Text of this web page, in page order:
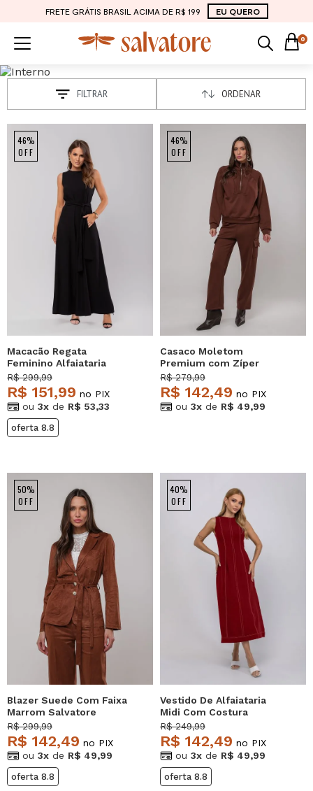
FRETE GRÁTIS BRASIL ACIMA DE R$ 199 EU QUERO
0
FILTRAR ORDENAR
46%
OFF
Macacão Regata
Feminino Alfaiataria
Pantalona Preto
Salvatore
R$ 299,99
R$ 151,99 no PIX
ou 3x de R$ 53,33
oferta 8.8
46%
OFF
Casaco Moletom
Premium com Zíper
Marrom Salvatore
R$ 279,99
R$ 142,49 no PIX
ou 3x de R$ 49,99
50%
OFF
Blazer Suede Com Faixa
Marrom Salvatore
R$ 299,99
R$ 142,49 no PIX
ou 3x de R$ 49,99
oferta 8.8
40%
OFF
Vestido De Alfaiataria
Midi Com Costura
Contrastantes Vinho
Salvatore
R$ 249,99
R$ 142,49 no PIX
ou 3x de R$ 49,99
oferta 8.8